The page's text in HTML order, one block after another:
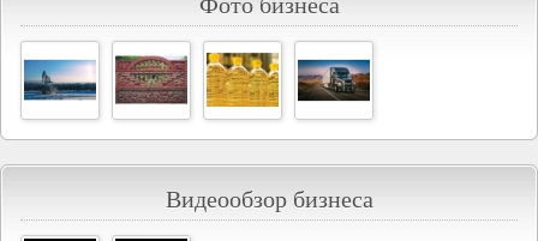
Видеообзор бизнеса